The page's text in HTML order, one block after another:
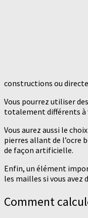
constructions ou
Vous pourrez utiliser
totalement différents à
Vous aurez aussi le
pierres allant de l’ocre
de façon artificielle.
Enfin, un élément
les mailles si vous avez
Comment